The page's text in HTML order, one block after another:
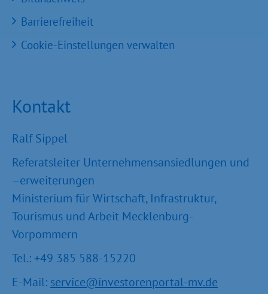
Barrierefreiheit
Cookie-Einstellungen verwalten
Kontakt
Ralf Sippel
Referatsleiter Unternehmensansiedlungen und
–erweiterungen
Ministerium für Wirtschaft, Infrastruktur,
Tourismus und Arbeit Mecklenburg-
Vorpommern
Tel.: +49 385 588-15220
E-Mail: service@investorenportal-mv.de